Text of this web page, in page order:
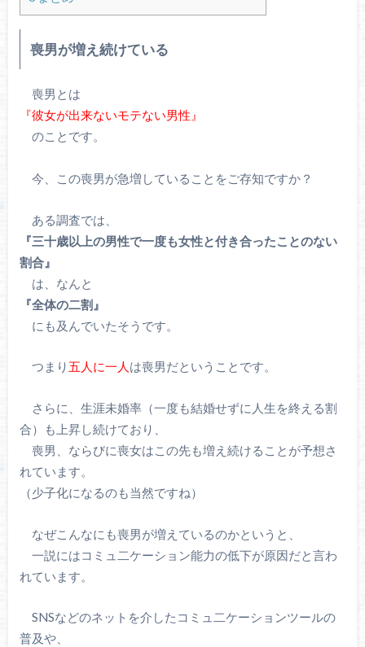
喪男が増え続けている
喪男とは
『彼女が出来ないモテない男性』
のことです。
今、この喪男が急増していることをご存知ですか？
ある調査では、
『三十歳以上の男性で一度も女性と付き合ったことのない
割合』
は、なんと
『全体の二割』
にも及んでいたそうです。
つまり 五人に一人 は喪男だということです。
さらに、生涯未婚率（一度も結婚せずに人生を終える割
合）も上昇し続けており、
喪男、ならびに喪女はこの先も増え続けることが予想さ
れています。
（少子化になるのも当然ですね）
なぜこんなにも喪男が増えているのかというと、
一説にはコミュ二ケーション能力の低下が原因だと言わ
れています。
SNSなどのネットを介したコミュ二ケーションツールの
普及や、